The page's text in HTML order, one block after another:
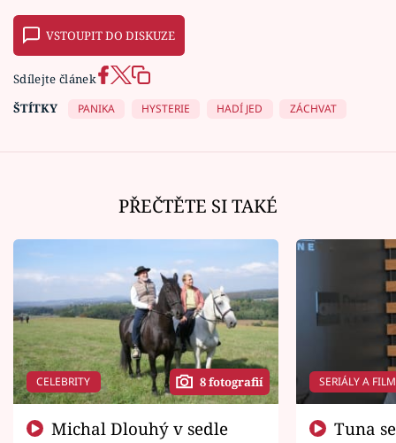
VSTOUPIT DO DISKUZE
Sdílejte článek
ŠTÍTKY
PANIKA HYSTERIE HADÍ JED ZÁCHVAT
PŘEČTĚTE SI TAKÉ
CELEBRITY 8 fotografií SERIÁLY A